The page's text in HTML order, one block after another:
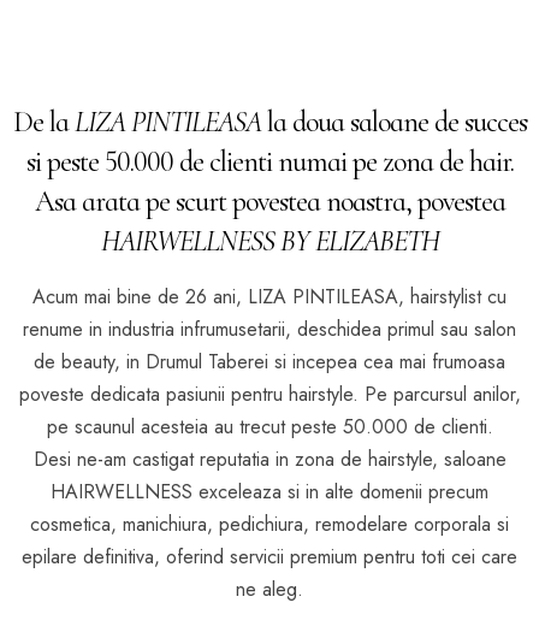
De laLIZA PINTILEASAla doua saloane de succes
si peste 50.000 de clienti numai pe zona de hair.
Asa arata pe scurt povestea noastra, povestea
HAIRWELLNESS BY ELIZABETH
Acum mai bine de 26 ani, LIZA PINTILEASA, hairstylist cu
renume in industria infrumusetarii, deschidea primul sau salon
de beauty, in Drumul Taberei si incepea cea mai frumoasa
poveste dedicata pasiunii pentru hairstyle. Pe parcursul anilor,
pe scaunul acesteia au trecut peste 50.000 de clienti.
Desi ne-am castigat reputatia in zona de hairstyle, saloane
HAIRWELLNESS exceleaza si in alte domenii precum
cosmetica, manichiura, pedichiura, remodelare corporala si
epilare definitiva, oferind servicii premium pentru toti cei care
ne aleg.